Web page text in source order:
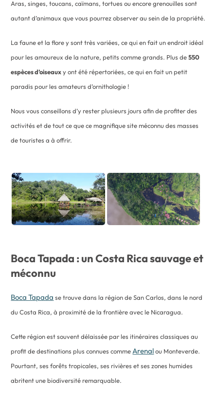
Aras, singes, toucans, caïmans, tortues ou encore grenouilles sont
autant d’animaux que vous pourrez observer au sein de la propriété.
La faune et la flore y sont très variées, ce qui en fait un endroit idéal
pour les amoureux de la nature, petits comme grands. Plus de550
espèces d’oiseauxy ont été répertoriées, ce qui en fait un petit
paradis pour les amateurs d’ornithologie !
Nous vous conseillons d’y rester plusieurs jours afin de profiter des
activités et de tout ce que ce magnifique site méconnu des masses
de touristes a à offrir.
Boca Tapada : un Costa Rica sauvage et
méconnu
Boca Tapada se trouve dans la région de San Carlos, dans le nord
du Costa Rica, à proximité de la frontière avec le Nicaragua.
Cette région est souvent délaissée par les itinéraires classiques au
profit de destinations plus connues comme Arenalou Monteverde.
Pourtant, ses forêts tropicales, ses rivières et ses zones humides
abritent une biodiversité remarquable.